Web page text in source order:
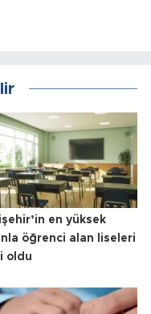
en yüksek
öğrenci alan liseleri
oldu